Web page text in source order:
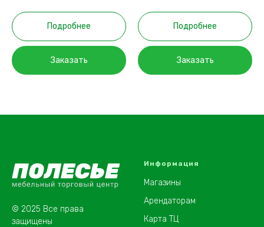
Подробнее
Заказать
Подробнее
Заказать
© 2025 Все права
защищены
Информация
Магазины
Арендаторам
Карта ТЦ